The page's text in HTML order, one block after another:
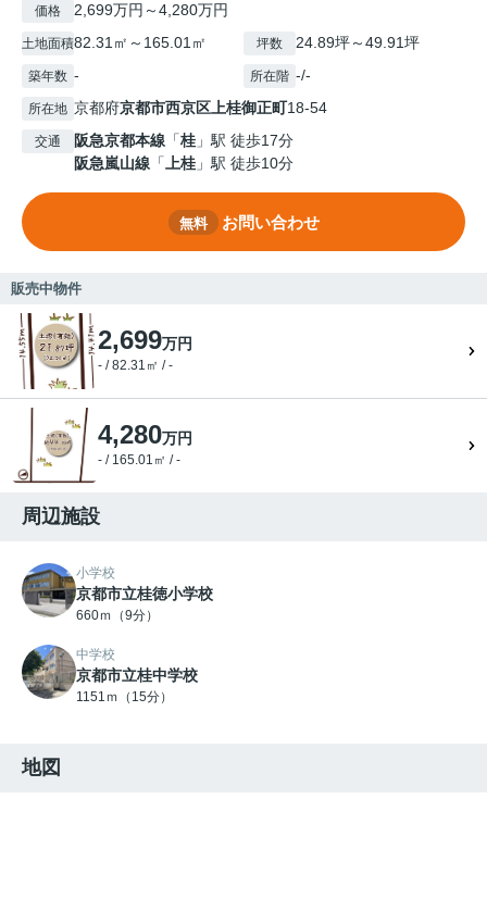
価格 2,699万円～4,280万円
土地面積82.31㎡～165.01㎡ 坪数 24.89坪～49.91坪
築年数 - 所在階 -/-
所在地 京都府京都市西京区 上桂御正町18-54
交通 阪急京都本線 「桂 」駅 徒歩17分
阪急嵐山線 「 上桂 」駅 徒歩10分
無料 お問い合わせ
販売中物件
2,699万円
- / 82.31㎡ / -
4,280万円
- / 165.01㎡ / -
周辺施設
小学校
京都市立桂徳小学校
660ｍ（9分）
中学校
京都市立桂中学校
1151ｍ（15分）
地図